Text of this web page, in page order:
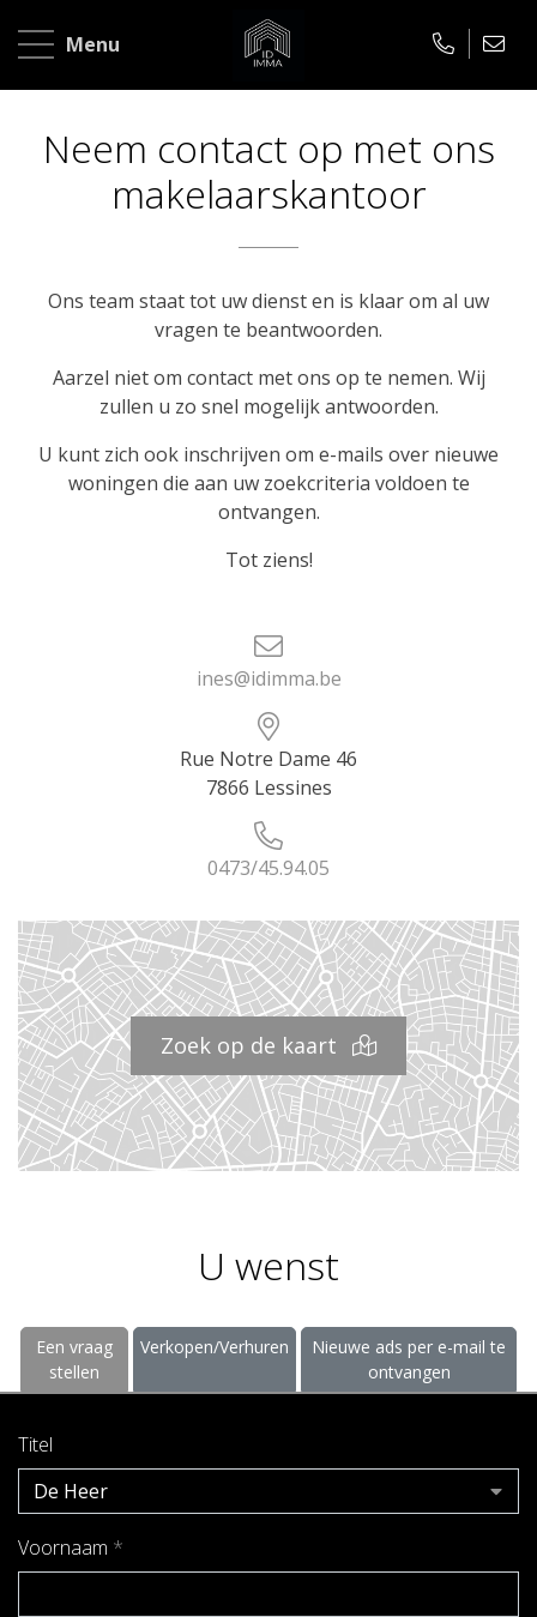
Menu
Home
Te
koop
Over
Contact
Neem contact op met ons
makelaarskantoor
Ons team staat tot uw dienst en is klaar om al uw
vragen te beantwoorden.
Aarzel niet om contact met ons op te nemen. Wij
zullen u zo snel mogelijk antwoorden.
U kunt zich ook inschrijven om e-mails over nieuwe
woningen die aan uw zoekcriteria voldoen te
ontvangen.
Tot ziens!
ines@idimma.be
Rue Notre Dame 46
7866 Lessines
0473/45.94.05
Zoek op de kaart
U wenst
Een vraag
stellen
Verkopen/Verhuren
Nieuwe ads per e-mail te
ontvangen
Titel
De Heer
Voornaam *